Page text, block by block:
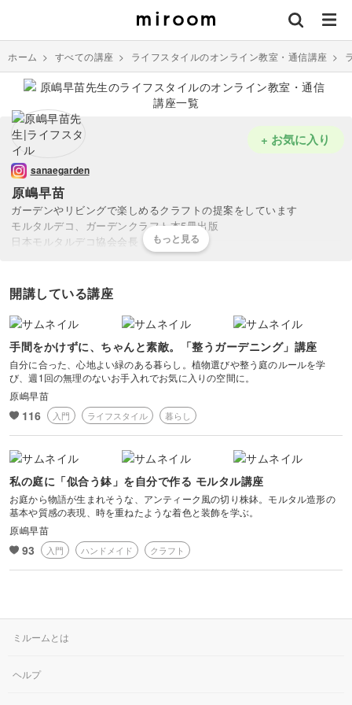
ホーム > すべての講座 > ライフスタイルのオンライン教室・通信講座 >
原嶋早苗
sanaegarden
ガーデンやリビングで楽しめるクラフトの提案をしています
モルタルデコ、ガーデンクラフト本5冊出版
日本モルタルデコ協会会長
一般レッスンのほかに、マイスター講座なども行っています
+ お気に入り
開講している講座
手間をかけずに、ちゃんと素敵。「整うガーデニング」講座
自分に合った、心地よい緑のある暮らし。植物選びや整う庭のルールを学
び、週1回の無理のないお手入れでお気に入りの空間に。
原嶋早苗
116 入門 ライフスタイル 暮らし
私の庭に「似合う鉢」を自分で作る モルタル講座
お庭から物語が生まれそうな、アンティーク風の切り株鉢。モルタル造形の
基本や質感の表現、時を重ねたような着色と装飾を学ぶ。
原嶋早苗
93 入門 ハンドメイド クラフト
ミルームとは
ヘルプ